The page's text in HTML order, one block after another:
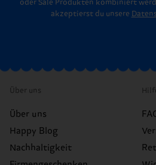
oder Sale Produkten kombiniert
akzeptierst du unsere
Über uns
Über uns
Happy Blog
Nachhaltigkeit